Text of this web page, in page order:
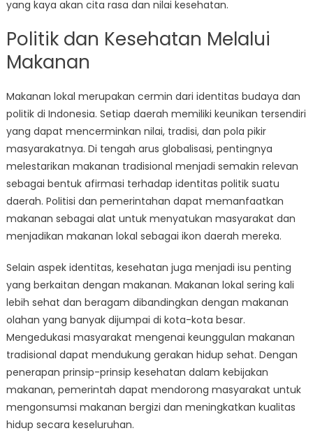
yang kaya akan cita rasa dan nilai kesehatan.
Politik dan Kesehatan Melalui
Makanan
Makanan lokal merupakan cermin dari identitas budaya dan
politik di Indonesia. Setiap daerah memiliki keunikan tersendiri
yang dapat mencerminkan nilai, tradisi, dan pola pikir
masyarakatnya. Di tengah arus globalisasi, pentingnya
melestarikan makanan tradisional menjadi semakin relevan
sebagai bentuk afirmasi terhadap identitas politik suatu
daerah. Politisi dan pemerintahan dapat memanfaatkan
makanan sebagai alat untuk menyatukan masyarakat dan
menjadikan makanan lokal sebagai ikon daerah mereka.
Selain aspek identitas, kesehatan juga menjadi isu penting
yang berkaitan dengan makanan. Makanan lokal sering kali
lebih sehat dan beragam dibandingkan dengan makanan
olahan yang banyak dijumpai di kota-kota besar.
Mengedukasi masyarakat mengenai keunggulan makanan
tradisional dapat mendukung gerakan hidup sehat. Dengan
penerapan prinsip-prinsip kesehatan dalam kebijakan
makanan, pemerintah dapat mendorong masyarakat untuk
mengonsumsi makanan bergizi dan meningkatkan kualitas
hidup secara keseluruhan.